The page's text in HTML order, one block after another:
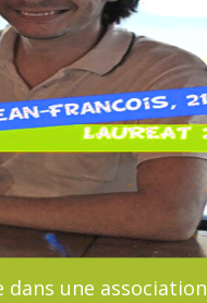
dans une association